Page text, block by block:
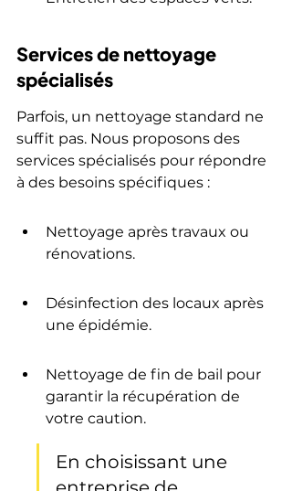
Services de nettoyage
spécialisés
Parfois, un nettoyage standard ne
suffit pas. Nous proposons des
services spécialisés pour répondre
à des besoins spécifiques :
Nettoyage après travaux ou
rénovations.
Désinfection des locaux après
une épidémie.
Nettoyage de fin de bail pour
garantir la récupération de
votre caution.
En choisissant une